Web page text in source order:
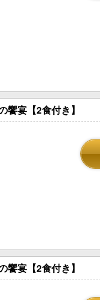
宴【2食付き】
宴【2食付き】